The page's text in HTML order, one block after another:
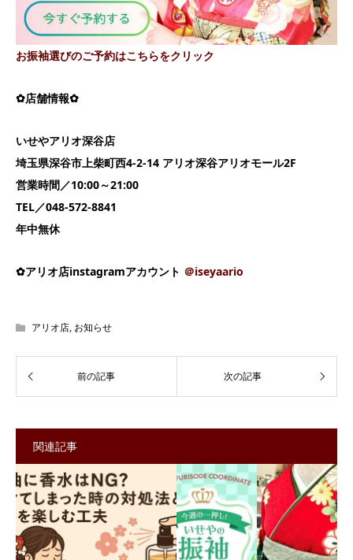
お振袖選びのご予約はこちらをクリック
✿店舗情報✿
いせやアリオ深谷店
埼玉県深谷市上柴町西4-2-14 アリオ深谷アリオモール2F
営業時間／10:00～21:00
TEL／048-572-8841
年中無休
✿アリオ店instagramアカウント ＠iseyaario
アリオ店, お知らせ
関連記事